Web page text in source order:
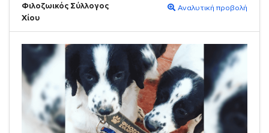
Φιλοζωικός Σύλλογος
Χίου
Αναλυτική προβολή